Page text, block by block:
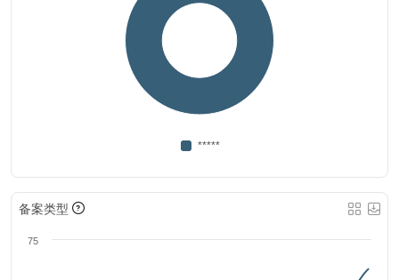
*****
备案类型
75